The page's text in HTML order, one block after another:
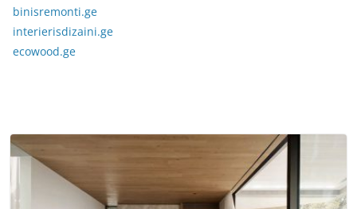
binisremonti.ge
interierisdizaini.ge
ecowood.ge